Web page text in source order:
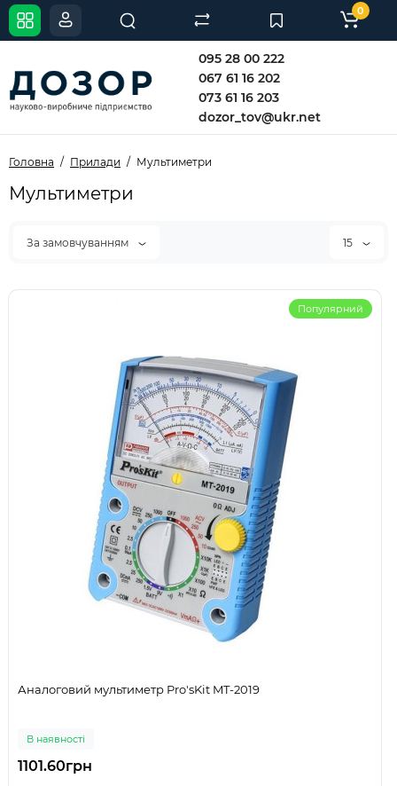
095 28 00 222
067 61 16 202
073 61 16 203
dozor_tov@ukr.net
0
Головна Прилади Мультиметри
Мультиметри
За замовчуванням 15
Популярний
Аналоговий мультиметр Pro'sKit MT-2019
В наявності
1101.60грн